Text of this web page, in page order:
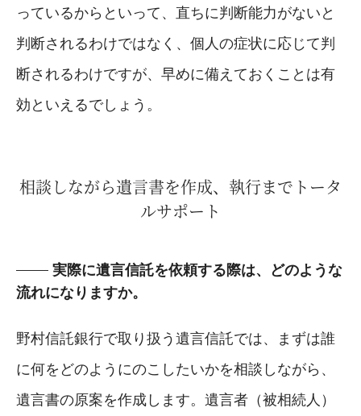
っているからといって、直ちに判断能力がないと
判断されるわけではなく、個人の症状に応じて判
断されるわけですが、早めに備えておくことは有
効といえるでしょう。
相談しながら遺言書を作成、執行までトータ
ルサポート
実際に遺言信託を依頼する際は、どのような
流れになりますか。
野村信託銀行で取り扱う遺言信託では、まずは誰
に何をどのようにのこしたいかを相談しながら、
遺言書の原案を作成します。遺言者（被相続人）